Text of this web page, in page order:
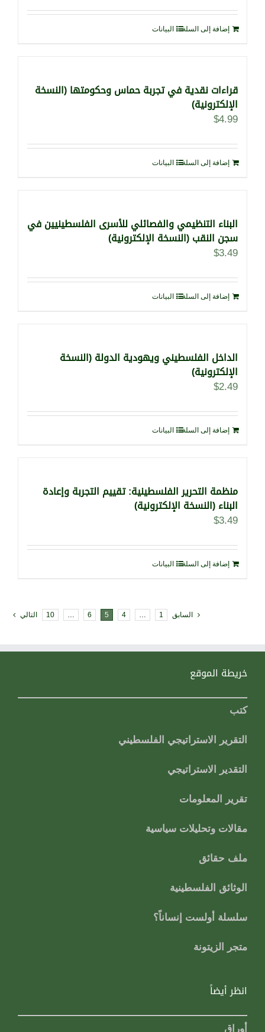
إضافة إلى السلة البيانات
قراءات نقدية في تجربة حماس وحكومتها (النسخة
الإلكترونية)
$4.99
إضافة إلى السلة البيانات
البناء التنظيمي والفصائلي للأسرى الفلسطينيين في
سجن النقب (النسخة الإلكترونية)
$3.49
إضافة إلى السلة البيانات
الداخل الفلسطيني ويهودية الدولة (النسخة
الإلكترونية)
$2.49
إضافة إلى السلة البيانات
منظمة التحرير الفلسطينية: تقييم التجربة وإعادة
البناء (النسخة الإلكترونية)
$3.49
إضافة إلى السلة البيانات
السابق 1
…
4
5
6
…
10 التالي
خريطة الموقع
كتب
التقرير الاستراتيجي الفلسطيني
التقدير الاستراتيجي
تقرير المعلومات
مقالات وتحليلات سياسية
ملف حقائق
الوثائق الفلسطينية
سلسلة أولست إنساناً؟
متجر الزيتونة
انظر أيضاً
أوراق